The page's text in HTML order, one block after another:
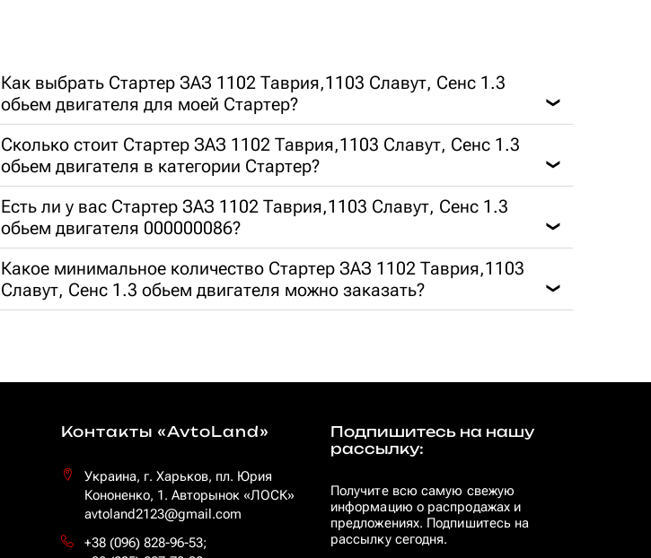
Как выбрать Стартер ЗАЗ 1102 Таврия,1103 Славут, Сенс 1.3
обьем двигателя для моей Стартер?
❯
Сколько стоит Стартер ЗАЗ 1102 Таврия,1103 Славут, Сенс 1.3
обьем двигателя в категории Стартер?
❯
Есть ли у вас Стартер ЗАЗ 1102 Таврия,1103 Славут, Сенс 1.3
обьем двигателя 000000086?
❯
Какое минимальное количество Стартер ЗАЗ 1102 Таврия,1103
Славут, Сенс 1.3 обьем двигателя можно заказать?
❯
Контакты «AvtoLand»
Украина, г. Харьков, пл. Юрия
Кононенко, 1. Авторынок «ЛОСК»
avtoland2123@gmail.com
+38 (096) 828-96-53;
Подпишитесь на нашу
рассылку:
Получите всю самую свежую
информацию о распродажах и
предложениях. Подпишитесь на
рассылку сегодня.